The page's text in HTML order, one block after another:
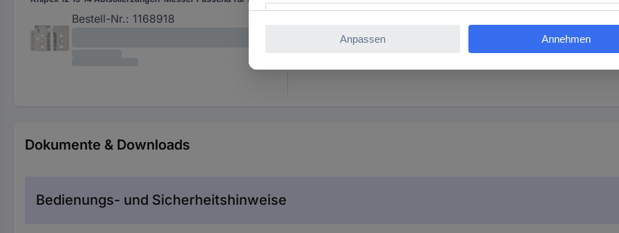
Bestell-Nr.: 1168918
Leiter mit Radox-Isolation
Leiter mit Kapton-Isolation
Dokumente & Downloads
Bedienungs- und Sicherheitshinweise